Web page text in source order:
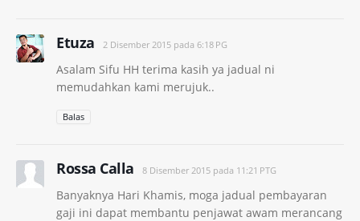
Etuza 2 Disember 2015 pada 6:18 PG
Asalam Sifu HH terima kasih ya jadual ni
memudahkan kami merujuk..
Balas
Rossa Calla 8 Disember 2015 pada 11:21 PTG
Banyaknya Hari Khamis, moga jadual pembayaran
gaji ini dapat membantu penjawat awam merancang